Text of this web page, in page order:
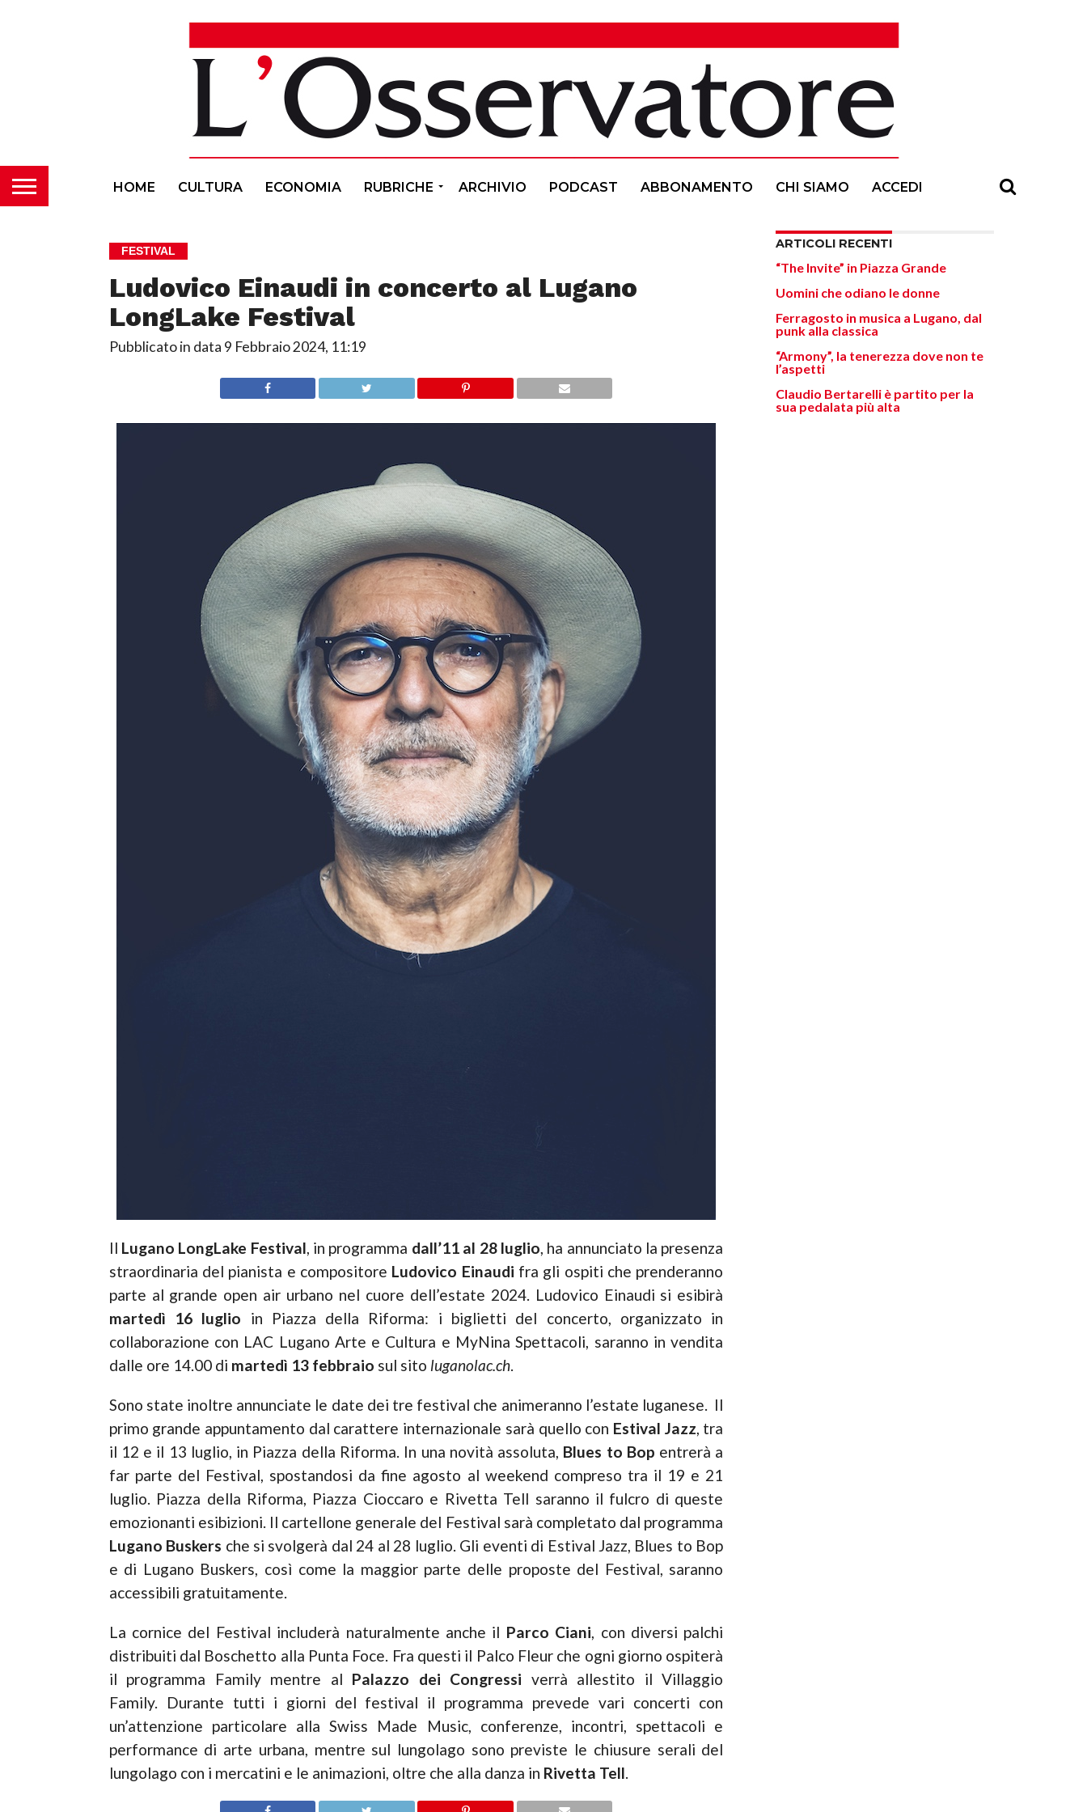
HOME CULTURA ECONOMIA RUBRICHE ARCHIVIO PODCAST ABBONAMENTO CHI SIAMO ACCEDI
FESTIVAL
Ludovico Einaudi in concerto al Lugano
LongLake Festival
Pubblicato in data 9 Febbraio 2024, 11:19
Il Lugano LongLake Festival, in programma dall’11 al 28 luglio, ha annunciato la presenza
straordinaria del pianista e compositore Ludovico Einaudi fra gli ospiti che prenderanno
parte al grande open air urbano nel cuore dell’estate 2024. Ludovico Einaudi si esibirà
martedì 16 luglio in Piazza della Riforma: i biglietti del concerto, organizzato in
collaborazione con LAC Lugano Arte e Cultura e MyNina Spettacoli, saranno in vendita
dalle ore 14.00 di martedì 13 febbraio sul sito luganolac.ch.
Sono state inoltre annunciate le date dei tre festival che animeranno l’estate luganese. Il
primo grande appuntamento dal carattere internazionale sarà quello con Estival Jazz, tra
il 12 e il 13 luglio, in Piazza della Riforma. In una novità assoluta, Blues to Bop entrerà a
far parte del Festival, spostandosi da fine agosto al weekend compreso tra il 19 e 21
luglio. Piazza della Riforma, Piazza Cioccaro e Rivetta Tell saranno il fulcro di queste
emozionanti esibizioni. Il cartellone generale del Festival sarà completato dal programma
Lugano Buskers che si svolgerà dal 24 al 28 luglio. Gli eventi di Estival Jazz, Blues to Bop
e di Lugano Buskers, così come la maggior parte delle proposte del Festival, saranno
accessibili gratuitamente.
La cornice del Festival includerà naturalmente anche il Parco Ciani, con diversi palchi
distribuiti dal Boschetto alla Punta Foce. Fra questi il Palco Fleur che ogni giorno ospiterà
il programma Family mentre al Palazzo dei Congressi verrà allestito il Villaggio
Family. Durante tutti i giorni del festival il programma prevede vari concerti con
un’attenzione particolare alla Swiss Made Music, conferenze, incontri, spettacoli e
performance di arte urbana, mentre sul lungolago sono previste le chiusure serali del
lungolago con i mercatini e le animazioni, oltre che alla danza in Rivetta Tell.
ARTICOLI RECENTI
“The Invite” in Piazza Grande
Uomini che odiano le donne
Ferragosto in musica a Lugano, dal
punk alla classica
“Armony”, la tenerezza dove non te
l’aspetti
Claudio Bertarelli è partito per la
sua pedalata più alta